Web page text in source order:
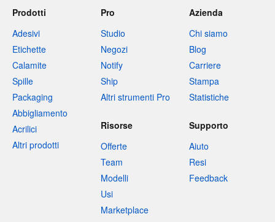
Prodotti
Adesivi
Etichette
Calamite
Spille
Packaging
Abbigliamento
Acrilici
Altri prodotti
Pro
Studio
Negozi
Notify
Ship
Altri strumenti Pro
Azienda
Chi siamo
Blog
Carriere
Stampa
Statistiche
Risorse
Offerte
Team
Modelli
Usi
Marketplace
Supporto
Aiuto
Resi
Feedback